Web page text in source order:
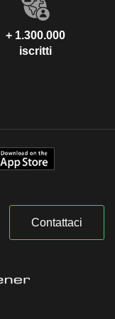
+ 1.300.000
iscritti
Contattaci